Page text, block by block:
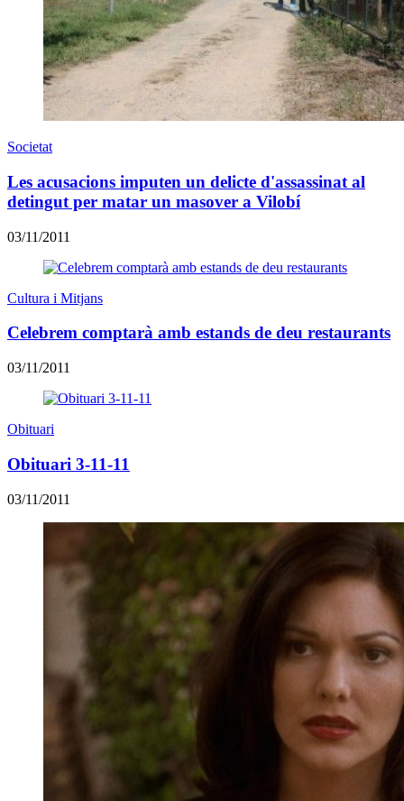
Societat
Les acusacions imputen un delicte d'assassinat al
detingut per matar un masover a Vilobí
03/11/2011
Cultura i Mitjans
Celebrem comptarà amb estands de deu restaurants
03/11/2011
Obituari
Obituari 3-11-11
03/11/2011